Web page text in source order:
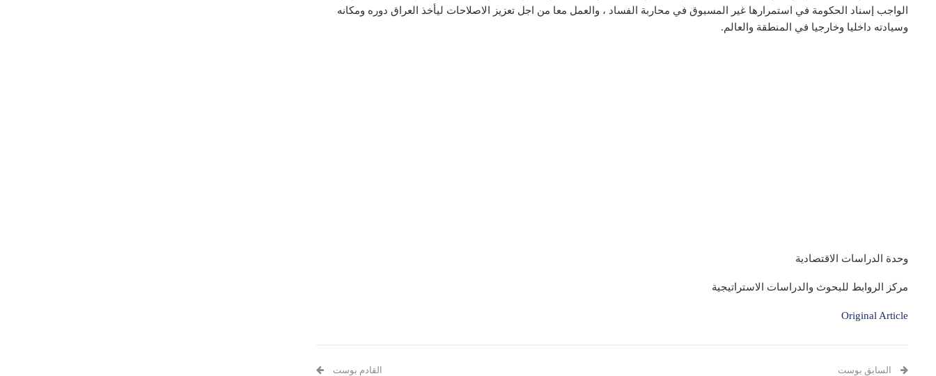
الواجب إسناد الحكومة في استمرارها غير المسبوق في محاربة الفساد ، والعمل معا من اجل تعزيز الاصلاحات ليأخذ العراق دوره ومكانه
وسيادته داخليا وخارجيا في المنطقة والعالم.
وحدة الدراسات الاقتصادية
مركز الروابط للبحوث والدراسات الاستراتيجية
Original Article
السابق بوست القادم بوست